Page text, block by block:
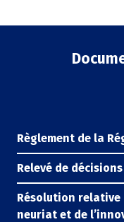
Règlement de la
Relevé de décisions
Résolution relative
neuriat et de